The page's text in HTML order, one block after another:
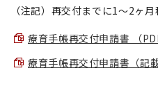
（注記）再交付までに1～2ヶ
療育手帳再交付申請書 （
療育手帳再交付申請書（記